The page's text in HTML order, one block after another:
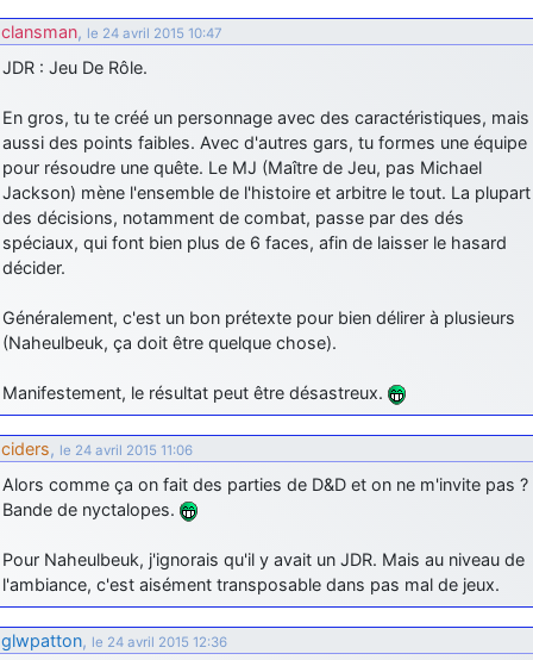
clansman, le 24 avril 2015 10:47
JDR : Jeu De Rôle.
En gros, tu te créé un personnage avec des caractéristiques, mais
aussi des points faibles. Avec d'autres gars, tu formes une équipe
pour résoudre une quête. Le MJ (Maître de Jeu, pas Michael
Jackson) mène l'ensemble de l'histoire et arbitre le tout. La plupart
des décisions, notamment de combat, passe par des dés
spéciaux, qui font bien plus de 6 faces, afin de laisser le hasard
décider.
Généralement, c'est un bon prétexte pour bien délirer à plusieurs
(Naheulbeuk, ça doit être quelque chose).
Manifestement, le résultat peut être désastreux.
ciders, le 24 avril 2015 11:06
Alors comme ça on fait des parties de D&D et on ne m'invite pas ?
Bande de nyctalopes.
Pour Naheulbeuk, j'ignorais qu'il y avait un JDR. Mais au niveau de
l'ambiance, c'est aisément transposable dans pas mal de jeux.
glwpatton, le 24 avril 2015 12:36